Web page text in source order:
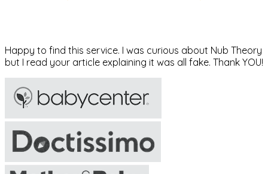
Happy to find this service. I was curious about Nub Theory
but I read your article explaining it was all fake. Thank YOU!